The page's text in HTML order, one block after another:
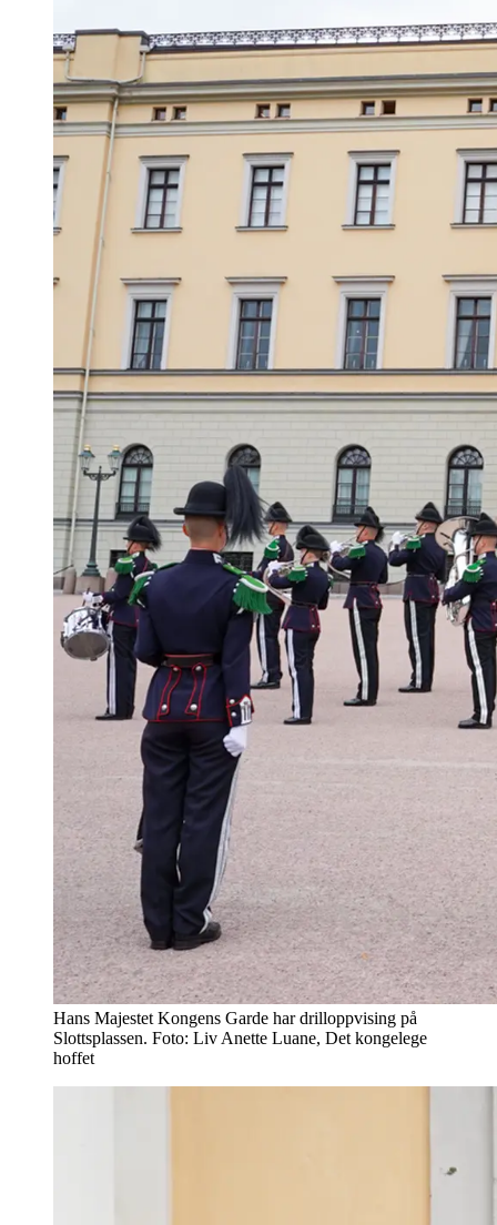
Hans Majestet Kongens Garde har drilloppvising på
Slottsplassen. Foto: Liv Anette Luane, Det kongelege
hoffet